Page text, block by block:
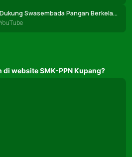
Tanam Serentak Dukung Swasembada Pangan Berkelanju
di website SMK-PPN Kupang?